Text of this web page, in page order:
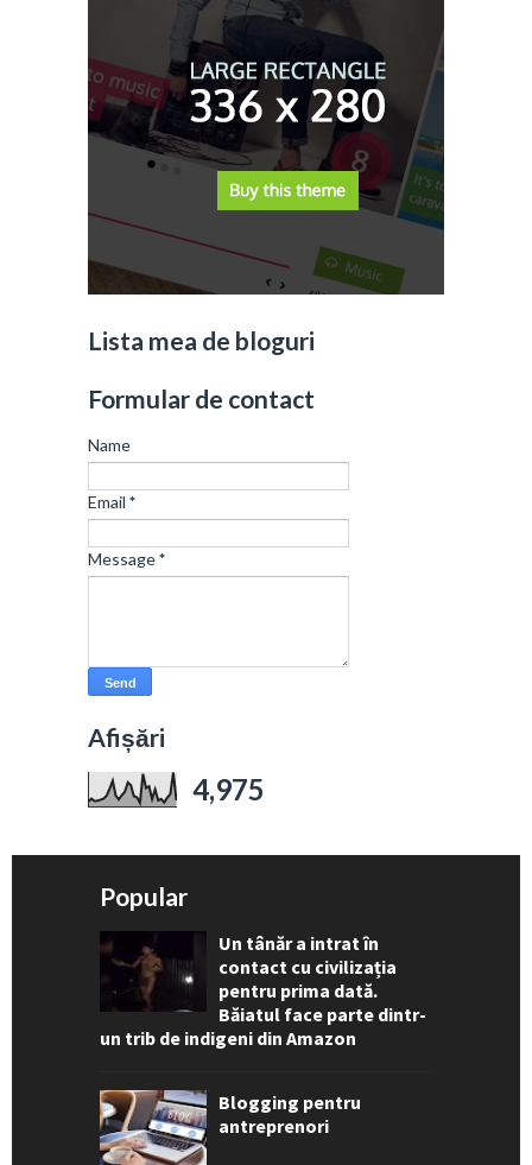
Lista mea de bloguri
Formular de contact
Name
Email *
Message*
Afișări
4,975
Popular
Un tânăr a intrat în
contact cu civilizația
pentru prima dată.
Băiatul face parte dintr-
un trib de indigeni din Amazon
Blogging pentru
antreprenori